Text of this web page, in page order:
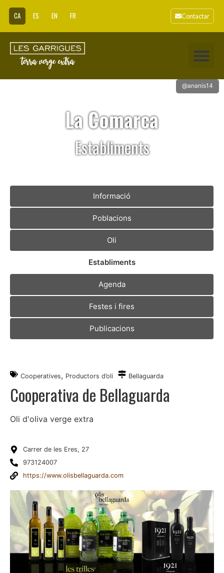
CA ES EN FR Contactar
@ananis14
La Comarca
Establiments
Informació
Poblacions
Oli
Establiments
Agenda
Festes i fires
Publicacions
Cooperatives, Productors d’oli Bellaguarda
Cooperativa de Bellaguarda
Oli d'oliva verge extra
Carrer de les Eres, 27
973124007
https://www.olisbellaguarda.com